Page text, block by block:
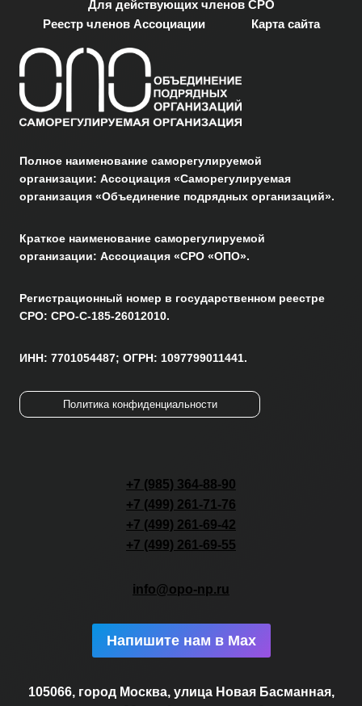
Для действующих членов СРО
Реестр членов Ассоциации
Карта сайта
Полное наименование саморегулируемой
организации: Ассоциация «Саморегулируемая
организация «Объединение подрядных организаций».
Краткое наименование саморегулируемой
организации: Ассоциация «СРО «ОПО».
Регистрационный номер в государственном реестре
СРО: СРО-С-185-26012010.
ИНН: 7701054487; ОГРН: 1097799011441.
Политика конфиденциальности
+7 (985) 364-88-90
+7 (499) 261-71-76
+7 (499) 261-69-42
+7 (499) 261-69-55
info@opo-np.ru
Напишите нам в Max
105066, город Москва, улица Новая Басманная,